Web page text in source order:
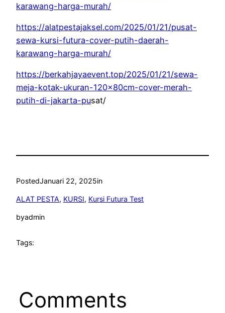
karawang-harga-murah/
https://alatpestajaksel.com/2025/01/21/pusat-
sewa-kursi-futura-cover-putih-daerah-
karawang-harga-murah/
https://berkahjayaevent.top/2025/01/21/sewa-
meja-kotak-ukuran-120x80cm-cover-merah-
putih-di-jakarta-pusat/
PostedJanuari 22, 2025in
ALAT PESTA, KURSI, Kursi Futura Test
byadmin
Tags:
Comments